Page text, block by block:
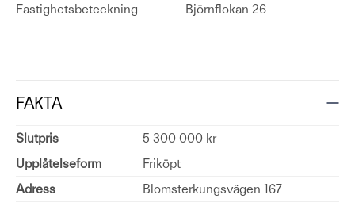
Fastighetsbeteckning
Björnflokan 26
FAKTA
Slutpris
5 300 000 kr
Upplåtelseform
Friköpt
Adress
Blomsterkungsvägen 167